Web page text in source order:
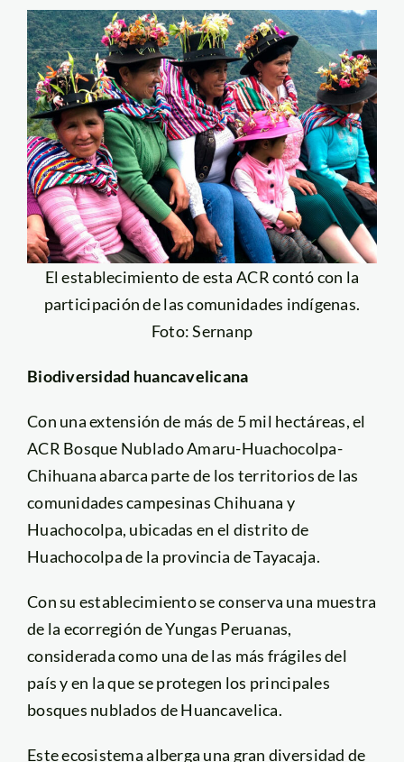
El establecimiento de esta ACR contó con la
participación de las comunidades indígenas.
Foto: Sernanp
Biodiversidad huancavelicana
Con una extensión de más de 5 mil hectáreas, el
ACR Bosque Nublado Amaru-Huachocolpa-
Chihuana abarca parte de los territorios de las
comunidades campesinas Chihuana y
Huachocolpa, ubicadas en el distrito de
Huachocolpa de la provincia de Tayacaja.
Con su establecimiento se conserva una muestra
de la ecorregión de Yungas Peruanas,
considerada como una de las más frágiles del
país y en la que se protegen los principales
bosques nublados de Huancavelica.
Este ecosistema alberga una gran diversidad de